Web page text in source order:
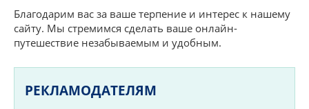
Благодарим вас за ваше терпение и интерес к нашему
сайту. Мы стремимся сделать ваше онлайн-
путешествие незабываемым и удобным.
РЕКЛАМОДАТЕЛЯМ